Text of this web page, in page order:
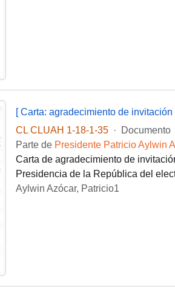
[ Carta: agradecimiento de
CL CLUAH 1-18-1-35
· Documento
Parte de Presidente Patricio Aylwin
Carta de agradecimiento de
Presidencia de la República del
Aylwin Azócar, Patricio1